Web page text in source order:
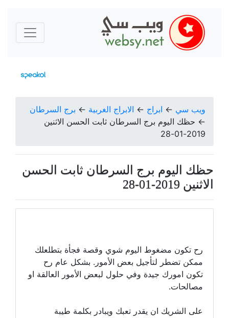
ويب سي ← ابراج ← الابراج الغربية ← برج السرطان
← حظك اليوم برج السرطان ثابت الحسن الاثنين
2019-01-28
حظك اليوم برج السرطان ثابت الحسن
الاثنين 2019-01-28
رح تكون مضغوط اليوم شوي وقصة فجأة بتطلعلك
ممكن تضطر لتأجيل بعض الأمور. بشكل عام رح
تكون امورك جيدة وفي حلول لبعض الأمور العالقة او
مصالحات.
على الشريك ان يقدر تعبك ويبادر بكلمة طيبة